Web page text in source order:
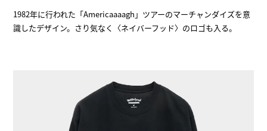
1982年に行われた「Americaaaagh」ツアーのマーチャンダイズを意
識したデザイン。さり気なく〈ネイバーフッド〉のロゴも入る。